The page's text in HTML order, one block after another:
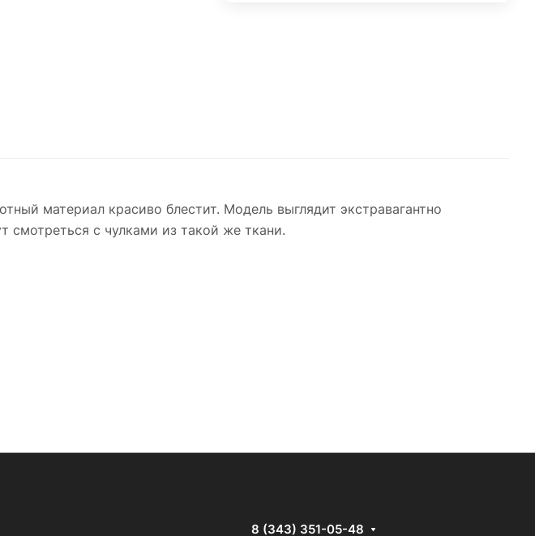
материал красиво блестит. Модель выглядит экстравагантно
смотреться с чулками из такой же ткани.
8 (343) 351-05-48